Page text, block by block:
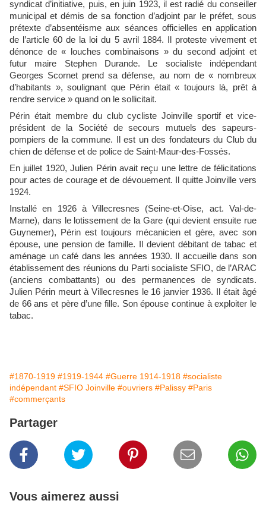
syndicat d’initiative, puis, en juin 1923, il est radié du conseiller
municipal et démis de sa fonction d’adjoint par le préfet, sous
prétexte d’absentéisme aux séances officielles en application
de l’article 60 de la loi du 5 avril 1884. Il proteste vivement et
dénonce de « louches combinaisons » du second adjoint et
futur maire Stephen Durande. Le socialiste indépendant
Georges Scornet prend sa défense, au nom de « nombreux
d’habitants », soulignant que Périn était « toujours là, prêt à
rendre service » quand on le sollicitait.
Périn était membre du club cycliste Joinville sportif et vice-
président de la Société de secours mutuels des sapeurs-
pompiers de la commune. Il est un des fondateurs du Club du
chien de défense et de police de Saint-Maur-des-Fossés.
En juillet 1920, Julien Périn avait reçu une lettre de félicitations
pour actes de courage et de dévouement. Il quitte Joinville vers
1924.
Installé en 1926 à Villecresnes (Seine-et-Oise, act. Val-de-
Marne), dans le lotissement de la Gare (qui devient ensuite rue
Guynemer), Périn est toujours mécanicien et gère, avec son
épouse, une pension de famille. Il devient débitant de tabac et
aménage un café dans les années 1930. Il accueille dans son
établissement des réunions du Parti socialiste SFIO, de l’ARAC
(anciens combattants) ou des permanences de syndicats.
Julien Périn meurt à Villecresnes le 16 janvier 1936. Il était âgé
de 66 ans et père d’une fille. Son épouse continue à exploiter le
tabac.
#1870-1919 #1919-1944 #Guerre 1914-1918 #socialiste
indépendant #SFIO Joinville #ouvriers #Palissy #Paris
#commerçants
Partager
Vous aimerez aussi